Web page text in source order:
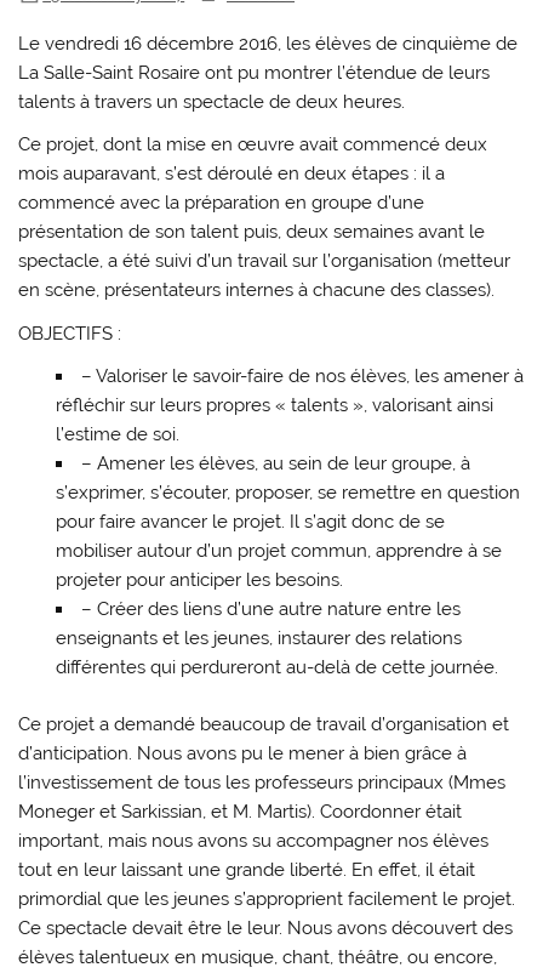
Le vendredi 16 décembre 2016, les élèves de cinquième de
La Salle-Saint Rosaire ont pu montrer l’étendue de leurs
talents à travers un spectacle de deux heures.
Ce projet, dont la mise en œuvre avait commencé deux
mois auparavant, s’est déroulé en deux étapes : il a
commencé avec la préparation en groupe d’une
présentation de son talent puis, deux semaines avant le
spectacle, a été suivi d’un travail sur l’organisation (metteur
en scène, présentateurs internes à chacune des classes).
OBJECTIFS :
– Valoriser le savoir-faire de nos élèves, les amener à
réfléchir sur leurs propres « talents », valorisant ainsi
l’estime de soi.
– Amener les élèves, au sein de leur groupe, à
s’exprimer, s’écouter, proposer, se remettre en question
pour faire avancer le projet. Il s’agit donc de se
mobiliser autour d’un projet commun, apprendre à se
projeter pour anticiper les besoins.
– Créer des liens d’une autre nature entre les
enseignants et les jeunes, instaurer des relations
différentes qui perdureront au-delà de cette journée.
Ce projet a demandé beaucoup de travail d’organisation et
d’anticipation. Nous avons pu le mener à bien grâce à
l’investissement de tous les professeurs principaux (Mmes
Moneger et Sarkissian, et M. Martis). Coordonner était
important, mais nous avons su accompagner nos élèves
tout en leur laissant une grande liberté. En effet, il était
primordial que les jeunes s’approprient facilement le projet.
Ce spectacle devait être le leur. Nous avons découvert des
élèves talentueux en musique, chant, théâtre, ou encore,